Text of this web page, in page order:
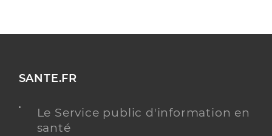
SANTE.FR
Le Service public d'information en
santé